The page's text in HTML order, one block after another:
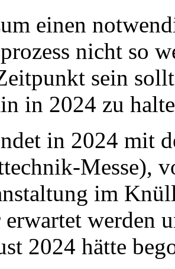
einen
nicht so
sein
in 2024 zu
in 2024 mit
Messe),
im
erwartet werden
2024 hätte